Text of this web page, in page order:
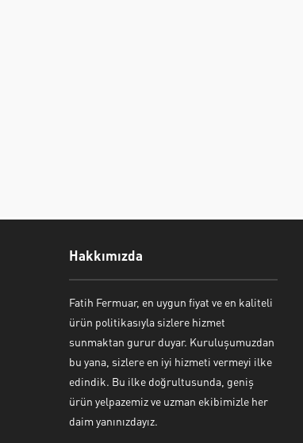
Hakkımızda
Fatih Fermuar, en uygun fiyat ve en kaliteli
ürün politikasıyla sizlere hizmet
sunmaktan gurur duyar. Kuruluşumuzdan
bu yana, sizlere en iyi hizmeti vermeyi ilke
edindik. Bu ilke doğrultusunda, geniş
ürün yelpazemiz ve uzman ekibimizle her
daim yanınızdayız.
Fatih Fermuar